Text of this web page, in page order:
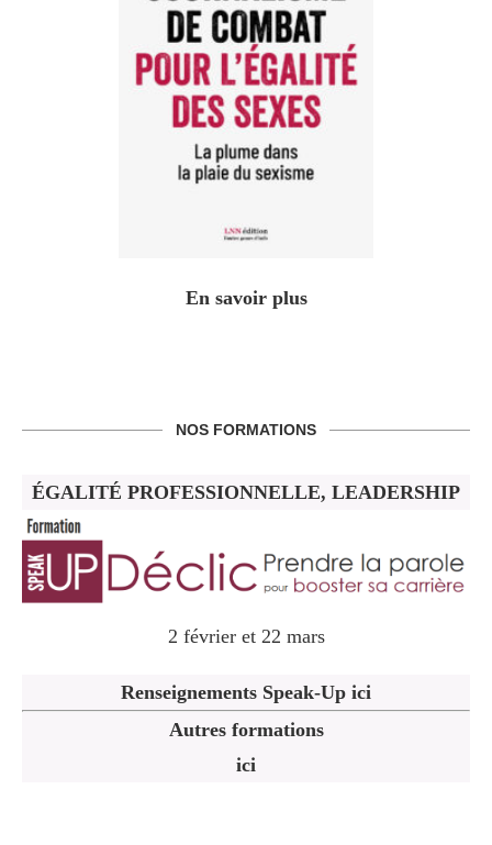
En savoir plus
NOS FORMATIONS
ÉGALITÉ PROFESSIONNELLE, LEADERSHIP
2 février et 22 mars
Renseignements Speak-Up ici
Autres formations
ici